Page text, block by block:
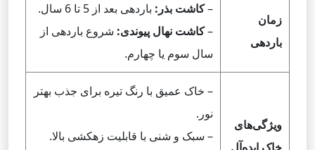
زمان
باردهی
–کاشت بذر: باردهی بعد از 5 تا 6 سال.
–کاشت نهال پیوندی: شروع باردهی از
سال سوم یا چهارم.
ویژگی‌های
– خاک عمیق با رنگ تیره برای جذب بهتر
نور.
– سبک و شنی با قابلیت زهکشی بالا.